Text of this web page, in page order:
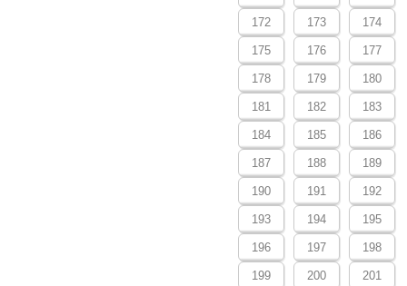
172 173 174
175 176 177
178 179 180
181 182 183
184 185 186
187 188 189
190 191 192
193 194 195
196 197 198
199 200 201